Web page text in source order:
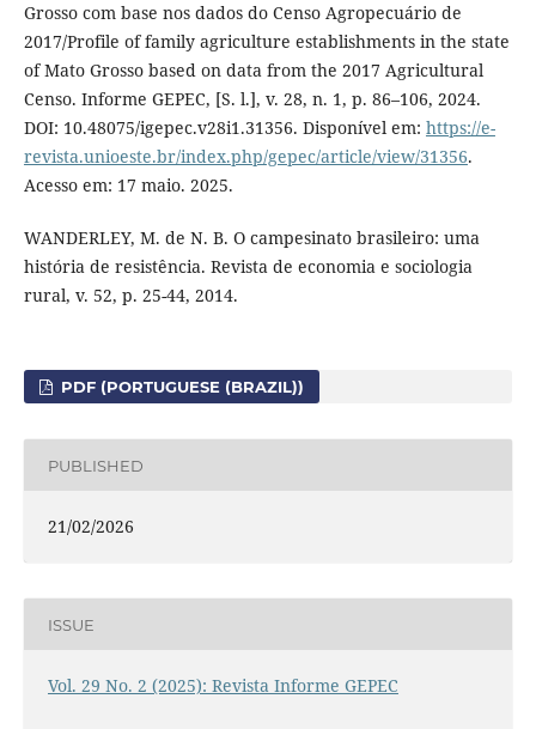
Grosso com base nos dados do Censo Agropecuário de
2017/Profile of family agriculture establishments in the state
of Mato Grosso based on data from the 2017 Agricultural
Censo. Informe GEPEC, [S. l.], v. 28, n. 1, p. 86–106, 2024.
DOI: 10.48075/igepec.v28i1.31356. Disponível em: https://e-
revista.unioeste.br/index.php/gepec/article/view/31356.
Acesso em: 17 maio. 2025.
WANDERLEY, M. de N. B. O campesinato brasileiro: uma
história de resistência. Revista de economia e sociologia
rural, v. 52, p. 25-44, 2014.
PDF (PORTUGUESE (BRAZIL))
PUBLISHED
21/02/2026
ISSUE
Vol. 29 No. 2 (2025): Revista Informe GEPEC